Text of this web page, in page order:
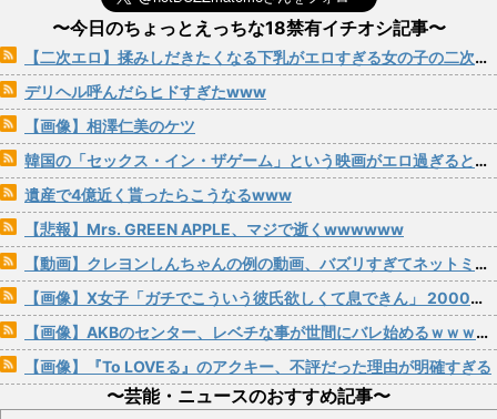
〜今日のちょっとえっちな18禁有イチオシ記事〜
【二次エロ】揉みしだきたくなる下乳がエロすぎる女の子の二次画像 その29
デリヘル呼んだらヒドすぎたwww
【画像】相澤仁美のケツ
韓国の「セックス・イン・ザゲーム」という映画がエロ過ぎると話題にｗｗｗ
遺産で4億近く貰ったらこうなるwww
【悲報】Mrs. GREEN APPLE、マジで逝くwwwwww
【動画】クレヨンしんちゃんの例の動画、バズリすぎてネットミームと化すｗｗｗｗ
【画像】X女子「ガチでこういう彼氏欲しくて息できん」 2000万バズ
【画像】AKBのセンター、レベチな事が世間にバレ始めるｗｗｗｗｗｗｗ
【画像】『To LOVEる』のアクキー、不評だった理由が明確すぎる
〜芸能・ニュースのおすすめ記事〜